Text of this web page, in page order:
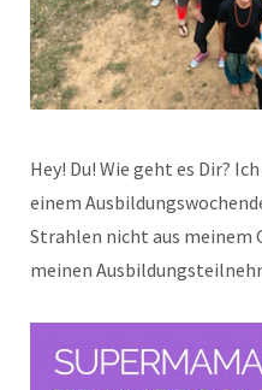
Hey! Du! Wie geht es Dir?
einem
Strahlen nicht aus meinem
meinen